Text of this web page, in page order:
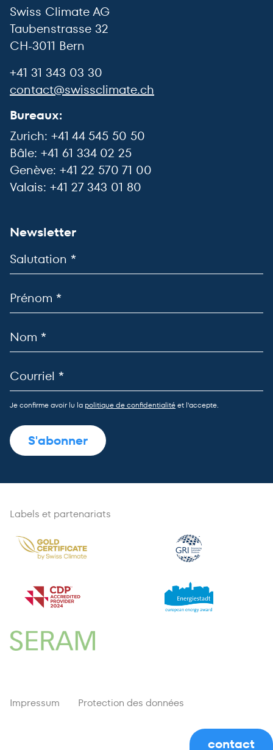
contact
Swiss Climate AG
Taubenstrasse 32
CH-3011 Bern
+41 31 343 03 30
contact@swissclimate.ch
Bureaux:
Zurich: +41 44 545 50 50
Bâle: +41 61 334 02 25
Genève: +41 22 570 71 00
Valais: +41 27 343 01 80
Newsletter
Je confirme avoir lu la politique de confidentialitéet l'accepte.
Labels et partenariats
Impressum Protection des données